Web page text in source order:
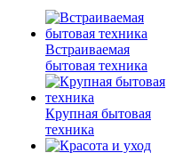
Встраиваемая
бытовая техника
Крупная бытовая
техника